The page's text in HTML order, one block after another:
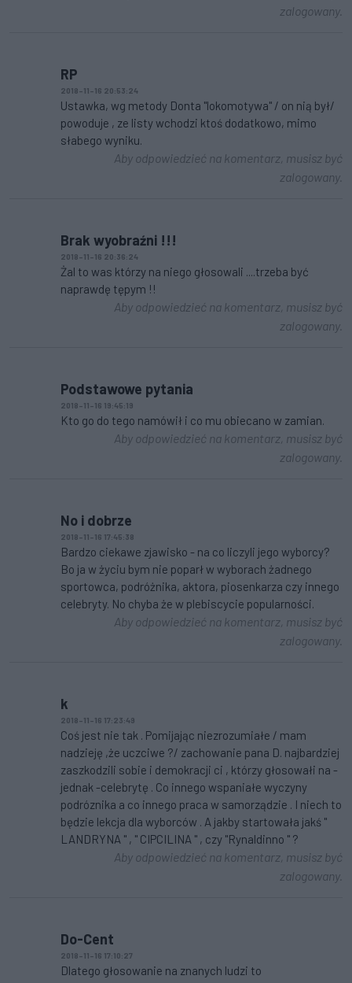
zalogowany.
RP
2018-11-16 20:53:24
Ustawka, wg metody Donta "lokomotywa" / on nią był/
powoduje , ze listy wchodzi ktoś dodatkowo, mimo
słabego wyniku.
Aby odpowiedzieć na komentarz, musisz być
zalogowany.
Brak wyobraźni !!!
2018-11-16 20:36:24
Żal to was którzy na niego głosowali ....trzeba być
naprawdę tępym !!
Aby odpowiedzieć na komentarz, musisz być
zalogowany.
Podstawowe pytania
2018-11-16 19:45:19
Kto go do tego namówił i co mu obiecano w zamian.
Aby odpowiedzieć na komentarz, musisz być
zalogowany.
No i dobrze
2018-11-16 17:45:38
Bardzo ciekawe zjawisko - na co liczyli jego wyborcy?
Bo ja w życiu bym nie poparł w wyborach żadnego
sportowca, podróżnika, aktora, piosenkarza czy innego
celebryty. No chyba że w plebiscycie popularności.
Aby odpowiedzieć na komentarz, musisz być
zalogowany.
k
2018-11-16 17:23:49
Coś jest nie tak . Pomijając niezrozumiałe / mam
nadzieję ,że uczciwe ?/ zachowanie pana D. najbardziej
zaszkodzili sobie i demokracji ci , którzy głosowałi na -
jednak -celebrytę . Co innego wspaniałe wyczyny
podróznika a co innego praca w samorządzie . I niech to
będzie lekcja dla wyborców . A jakby startowała jakś "
LANDRYNA " , " CIPCILINA " , czy "Rynaldinno " ?
Aby odpowiedzieć na komentarz, musisz być
zalogowany.
Do-Cent
2018-11-16 17:10:27
Dlatego głosowanie na znanych ludzi to